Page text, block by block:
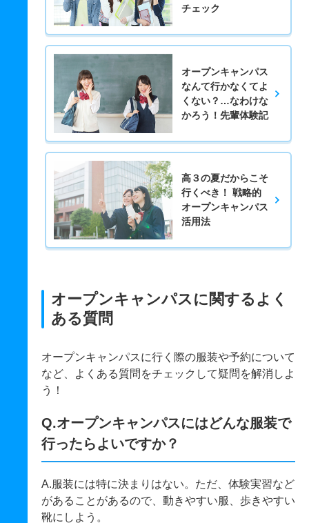
チェック
オープンキャンパス
なんて行かなくてよ
くない？…なわけな
かろう！先輩体験記
高３の夏だからこそ
行くべき！ 戦略的
オープンキャンパス
活用法
オープンキャンパスに関するよく
ある質問
オープンキャンパスに行く際の服装や予約について
など、よくある質問をチェックして疑問を解消しよ
う！
Q.オープンキャンパスにはどんな服装で
行ったらよいですか？
A.服装には特に決まりはない。ただ、体験実習など
があることがあるので、動きやすい服、歩きやすい
靴にしよう。